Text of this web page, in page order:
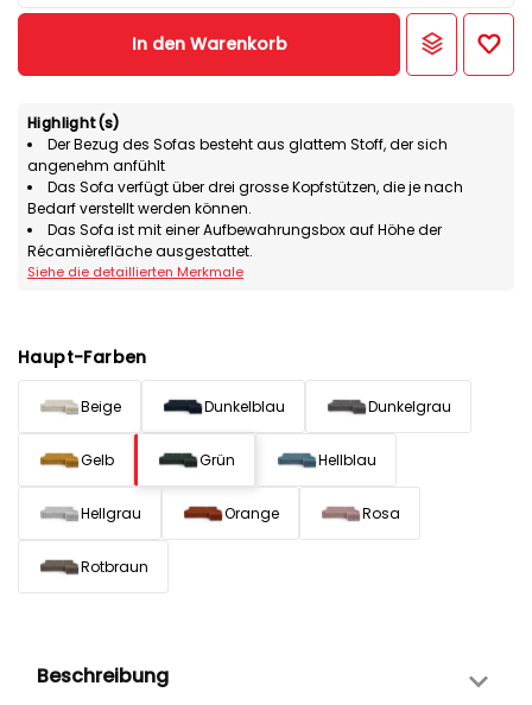
In den Warenkorb
Highlight(s)
Der Bezug des Sofas besteht aus glattem Stoff, der sich
angenehm anfühlt
Das Sofa verfügt über drei grosse Kopfstützen, die je nach
Bedarf verstellt werden können.
Das Sofa ist mit einer Aufbewahrungsbox auf Höhe der
Récamièrefläche ausgestattet.
Siehe die detaillierten Merkmale
Haupt-Farben
Beige Dunkelblau Dunkelgrau
Gelb Grün Hellblau
Hellgrau Orange Rosa
Rotbraun
Beschreibung